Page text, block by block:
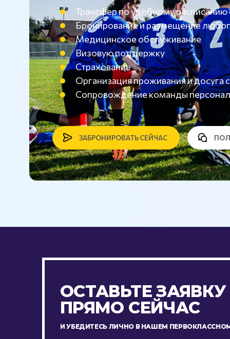
Трансфер по удобному
Бронирование и размещение
Медицинское обслуживание
Визовую поддержку
Страхование
Организация проживания и
Сопровождение команды
ЗАБРОНИРОВАТЬ СЕЙЧАС
ОСТАВЬТЕ ЗАЯВКУ
ПРЯМО СЕЙЧАС
И УБЕДИТЕСЬ ЛИЧНО В НАШЕМ